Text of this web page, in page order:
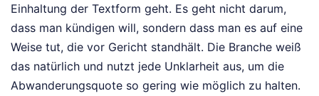
Einhaltung der Textform geht. Es geht nicht darum,
dass man kündigen will, sondern dass man es auf eine
Weise tut, die vor Gericht standhält. Die Branche weiß
das natürlich und nutzt jede Unklarheit aus, um die
Abwanderungsquote so gering wie möglich zu halten.